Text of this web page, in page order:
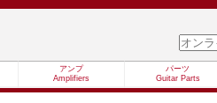
アンプ
Amplifiers
パーツ
Guitar Parts